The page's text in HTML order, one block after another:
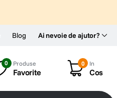
Ai nevoie de ajutor?
Blog
0 Produse
Favorite
0 In
Cos